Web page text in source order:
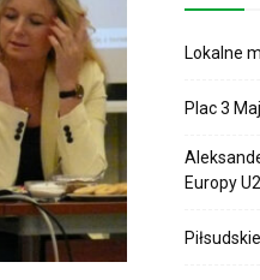
Lokalne
Plac 3
Europy